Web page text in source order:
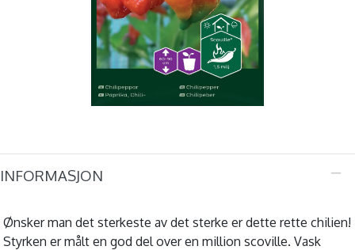
INFORMASJON
Ønsker man det sterkeste av det sterke er dette rette chilien!
Styrken er målt en god del over en million scoville. Vask